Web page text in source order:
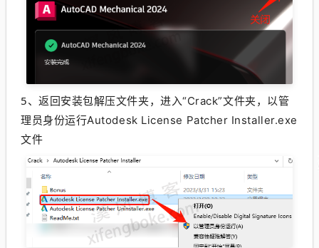
5、返回安装包解压文件夹，进入“Crack”文件夹，以管
理员身份运行Autodesk License Patcher Installer.exe
文件